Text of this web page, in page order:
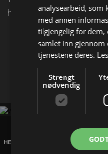
hjemmene i byen?
HEAD OFFICE
analysearbeid, som
med annen
tilgjengelig for dem,
samlet inn gjennom
tjenestene deres.
Strengt
nødvendig